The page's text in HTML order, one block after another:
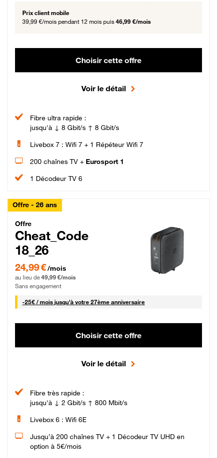
Prix client mobile
39,99 €/mois pendant 12 mois puis 46,99 €/mois
Choisir cette offre
Voir le détail
Fibre ultra rapide :
jusqu'à ↓ 8 Gbit/s ↑ 8 Gbit/s
Livebox 7 : Wifi 7 + 1 Répéteur Wifi 7
200 chaînes TV + Eurosport 1
1 Décodeur TV 6
Offre - 26 ans
Cheat_Code Fibre_18_26
Offre
Cheat_Code
18_26
24,99 € par mois pendant 0 mois puis 49,99 € par mois, Sans engagement
24,99 €/mois
au lieu de 49,99 €/mois
Sans engagement
-25€ / mois25 € par mois
jusqu'à votre 27ème anniversaire
Choisir cette offre
Voir le détail
Fibre très rapide :
jusqu'à ↓ 2 Gbit/s ↑ 800 Mbit/s
Livebox 6 : Wifi 6E
Jusqu’à 200 chaînes TV + 1 Décodeur TV UHD en
option à 5€/mois